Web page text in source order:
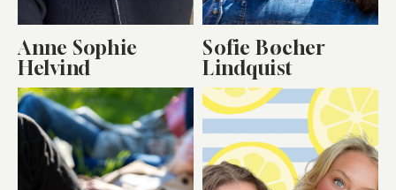
Anne Sophie
Helvind
Sofie Bøcher
Lindquist